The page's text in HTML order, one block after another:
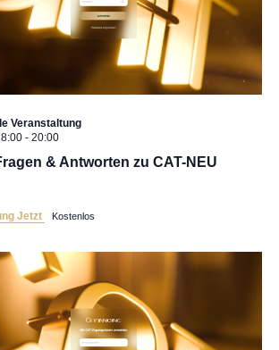
& Antworten zu CAT-NEU
- 20:00
Veranstaltung
Jetzt Kostenlos